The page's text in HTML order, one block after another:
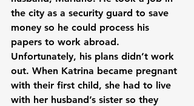
the city as a security guard to save
money so he could process his
papers to work abroad.
Unfortunately, his plans didn’t work
out. When Katrina became pregnant
with their first child, she had to live
with her husband’s sister so they